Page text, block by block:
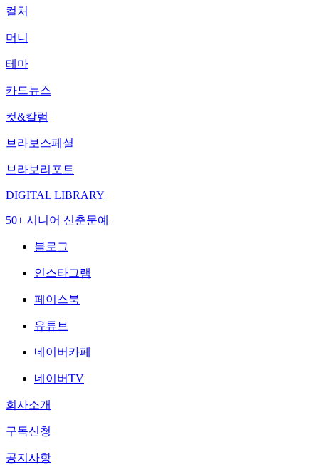
컬처
머니
테마
카드뉴스
컷&칼럼
브라보스페셜
브라보리포트
DIGITAL LIBRARY
50+ 시니어 신춘문예
블로그
인스타그램
페이스북
유튜브
네이버카페
네이버TV
회사소개
구독신청
공지사항